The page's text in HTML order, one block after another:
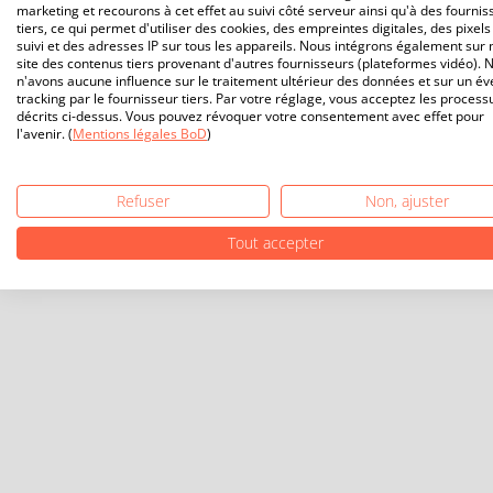
marketing et recourons à cet effet au suivi côté serveur ainsi qu'à des
tiers, ce qui permet d'utiliser des cookies, des empreintes digitales, des
suivi et des adresses IP sur tous les appareils. Nous intégrons également sur
site des contenus tiers provenant d'autres fournisseurs (plateformes vidéo).
n'avons aucune influence sur le traitement ultérieur des données et sur un
tracking par le fournisseur tiers. Par votre réglage, vous acceptez les
décrits ci-dessus. Vous pouvez révoquer votre consentement avec effet pour
l'avenir. (Mentions légales BoD)
Refuser
Non, ajuster
Tout accepter